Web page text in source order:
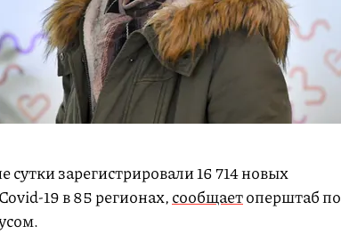
сутки зарегистрировали 16 714 новых
19 в 85 регионах,сообщаетоперштаб по